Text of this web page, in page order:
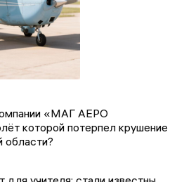
«МАГ АЕРО
которой потерпел крушение
области?